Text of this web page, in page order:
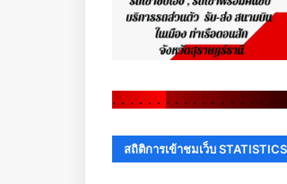
. . . . . . . . . . . . . . . . . . .
สถิติการเข้าชมเว็บ STATISTICS